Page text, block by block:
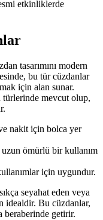
etkinliklerde
tasarımını modern
bu tür cüzdanlar
için alan sunar.
mevcut olup,
nakit için bolca yer
uzun ömürlü bir kullanım
için uygundur.
seyahat eden veya
idealdir. Bu cüzdanlar,
beraberinde getirir.